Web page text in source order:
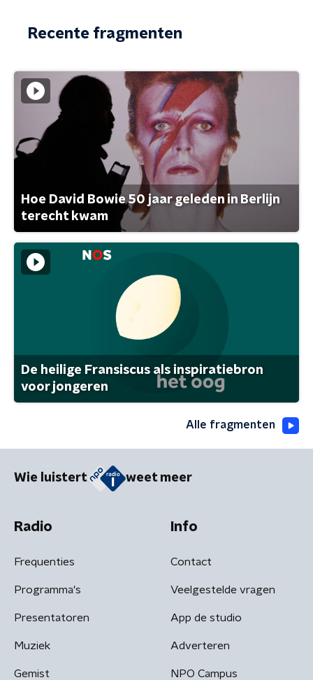
Recente fragmenten
Hoe David Bowie 50 jaar geleden in Berlijn
terecht kwam
De heilige Fransiscus als inspiratiebron
voor jongeren
Alle fragmenten
Wie luistert weet meer
Radio
Frequenties
Programma's
Presentatoren
Muziek
Gemist
Info
Contact
Veelgestelde vragen
App de studio
Adverteren
NPO Campus